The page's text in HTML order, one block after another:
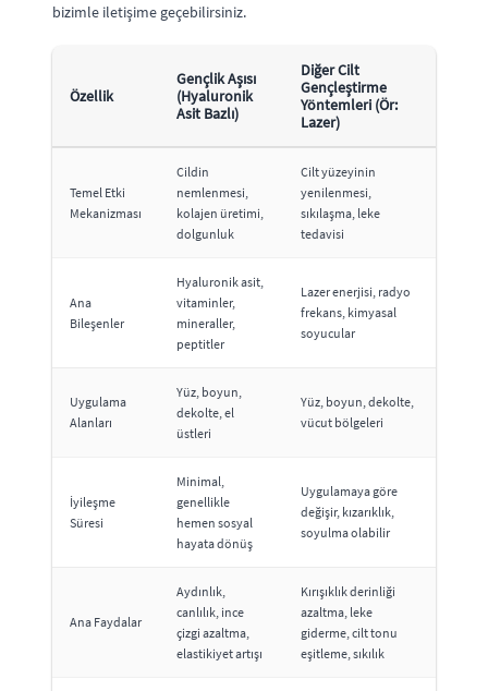
bizimle iletişime geçebilirsiniz.
Özellik
Gençlik Aşısı
(Hyaluronik
Asit Bazlı)
Diğer Cilt
Gençleştirme
Yöntemleri (Ör:
Lazer)
Temel Etki
Mekanizması
Cildin
nemlenmesi,
kolajen üretimi,
dolgunluk
Cilt yüzeyinin
yenilenmesi,
sıkılaşma, leke
tedavisi
Ana
Bileşenler
Hyaluronik asit,
vitaminler,
mineraller,
peptitler
Lazer enerjisi, radyo
frekans, kimyasal
soyucular
Uygulama
Alanları
Yüz, boyun,
dekolte, el
üstleri
Yüz, boyun, dekolte,
vücut bölgeleri
İyileşme
Süresi
Minimal,
genellikle
hemen sosyal
hayata dönüş
Uygulamaya göre
değişir, kızarıklık,
soyulma olabilir
Ana Faydalar
Aydınlık,
canlılık, ince
çizgi azaltma,
elastikiyet artışı
Kırışıklık derinliği
azaltma, leke
giderme, cilt tonu
eşitleme, sıkılık